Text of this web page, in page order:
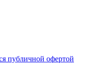
публичной офертой